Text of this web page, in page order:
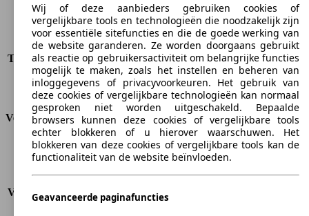
Deuren
5
Stoelen
5 - 7
Dakbelasting
-
Trekgewicht (ongeremd) -
Trekgewicht (geremd)
1600 kg
Kofferbak capaciteit
152 - 1860 l
Verbruik
CO2-uitstoot*
109 g/km (komb.)
Verbruik (stad)
4.6 l/100km
Verbruik (snelweg)
3.8 l/100km
Verbruik (gemiddeld)* 4.1 l/100km
Wij of deze aanbieders gebruiken cookies of
vergelijkbare tools en technologieën die noodzakelijk zijn
voor essentiële sitefuncties en die de goede werking van
de website garanderen. Ze worden doorgaans gebruikt
als reactie op gebruikersactiviteit om belangrijke functies
mogelijk te maken, zoals het instellen en beheren van
inloggegevens of privacyvoorkeuren. Het gebruik van
deze cookies of vergelijkbare technologieën kan normaal
gesproken niet worden uitgeschakeld. Bepaalde
browsers kunnen deze cookies of vergelijkbare tools
echter blokkeren of u hierover waarschuwen. Het
blokkeren van deze cookies of vergelijkbare tools kan de
functionaliteit van de website beïnvloeden.
Geavanceerde paginafuncties